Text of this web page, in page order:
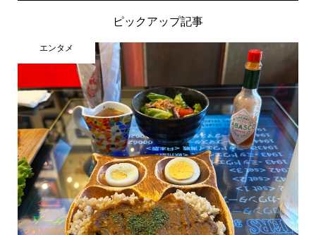
ピックアップ記事
エンタメ